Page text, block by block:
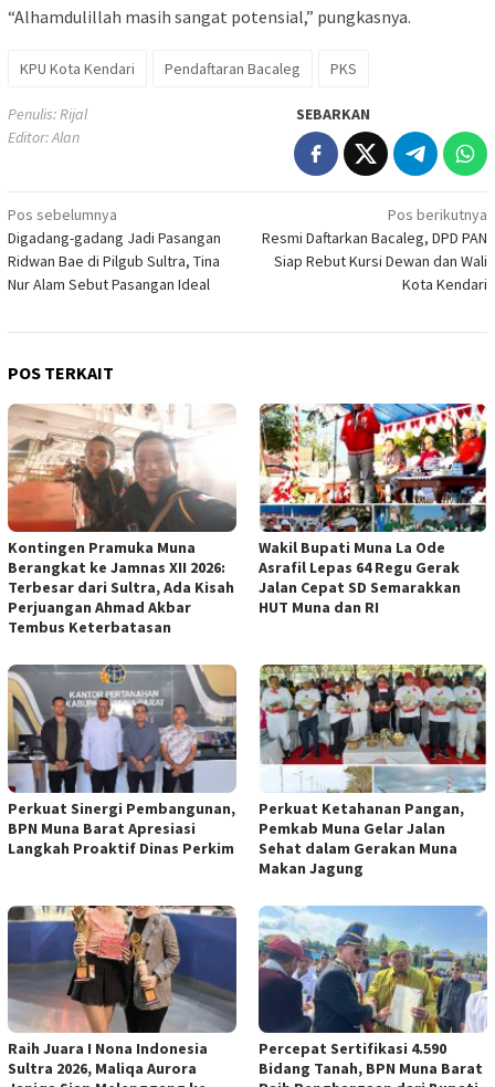
“Alhamdulillah masih sangat potensial,” pungkasnya.
KPU Kota Kendari Pendaftaran Bacaleg PKS
Penulis: Rijal
Editor: Alan
SEBARKAN
Navigasi
pos
Pos sebelumnya
Digadang-gadang Jadi Pasangan
Ridwan Bae di Pilgub Sultra, Tina
Nur Alam Sebut Pasangan Ideal
Pos berikutnya
Resmi Daftarkan Bacaleg, DPD PAN
Siap Rebut Kursi Dewan dan Wali
Kota Kendari
POS TERKAIT
Kontingen Pramuka Muna
Berangkat ke Jamnas XII 2026:
Terbesar dari Sultra, Ada Kisah
Perjuangan Ahmad Akbar
Tembus Keterbatasan
Wakil Bupati Muna La Ode
Asrafil Lepas 64 Regu Gerak
Jalan Cepat SD Semarakkan
HUT Muna dan RI
Perkuat Sinergi Pembangunan,
BPN Muna Barat Apresiasi
Langkah Proaktif Dinas Perkim
Perkuat Ketahanan Pangan,
Pemkab Muna Gelar Jalan
Sehat dalam Gerakan Muna
Makan Jagung
Raih Juara I Nona Indonesia
Sultra 2026, Maliqa Aurora
Percepat Sertifikasi 4.590
Bidang Tanah, BPN Muna Barat